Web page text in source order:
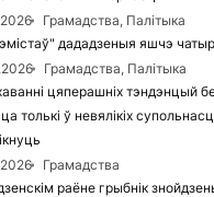
Грамадства, Палітыка
дададзеныя яшчэ
Грамадства, Палітыка
цяперашніх тэндэнцый
толькі ў невялікіх
Грамадства
раёне грыбнік